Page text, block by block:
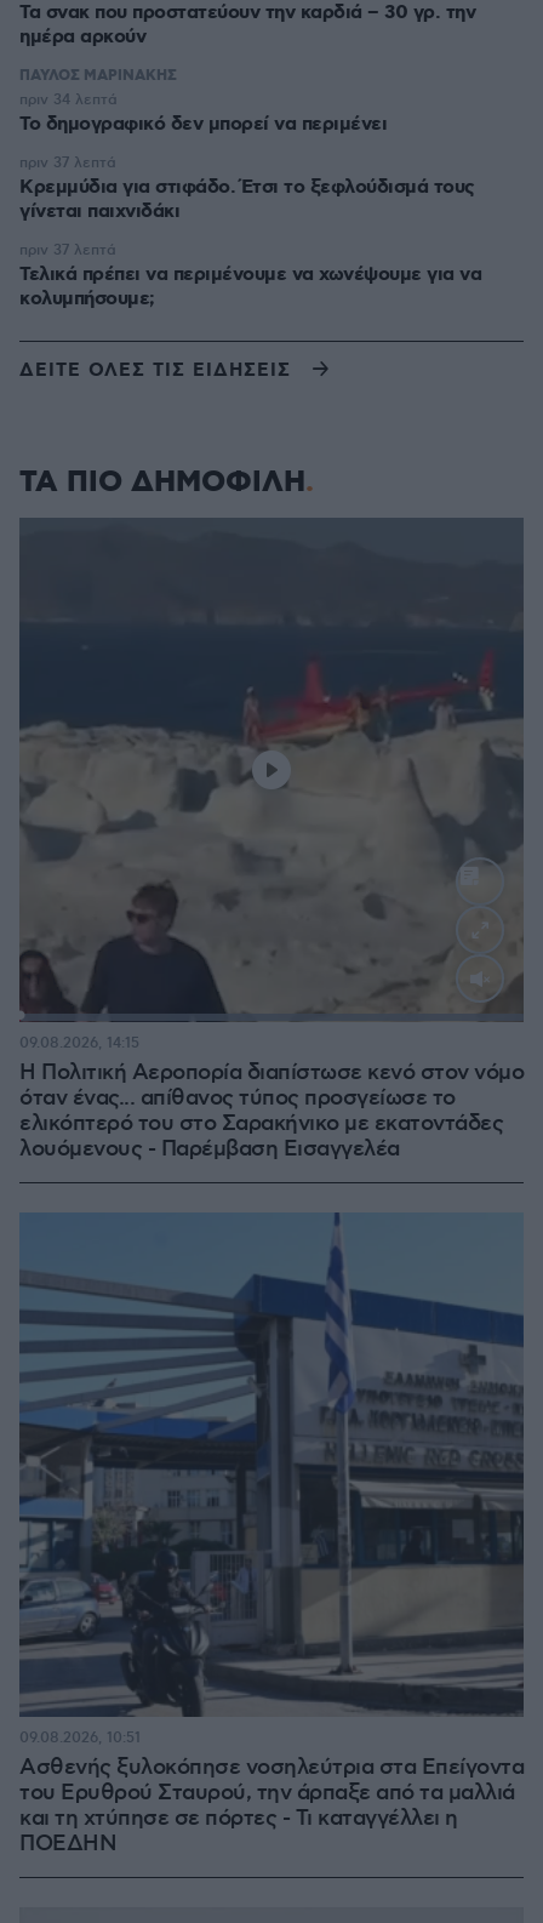
Τα σνακ που προστατεύουν την καρδιά – 30 γρ. την
ημέρα αρκούν
ΠΑΥΛΟΣ ΜΑΡΙΝΑΚΗΣ
Το δημογραφικό δεν μπορεί να περιμένει
πριν 34 λεπτά
Κρεμμύδια για στιφάδο. Έτσι το ξεφλούδισμά τους
γίνεται παιχνιδάκι
πριν 37 λεπτά
Τελικά πρέπει να περιμένουμε να χωνέψουμε για να
κολυμπήσουμε;
πριν 37 λεπτά
ΔΕΙΤΕ ΟΛΕΣ ΤΙΣ ΕΙΔΗΣΕΙΣ
ΤΑ ΠΙΟ ΔΗΜΟΦΙΛΗ
:
Η Πολιτική Αεροπορία διαπίστωσε κενό στον νόμο
όταν ένας... απίθανος τύπος προσγείωσε το
ελικόπτερό του στο Σαρακήνικο με εκατοντάδες
λουόμενους - Παρέμβαση Εισαγγελέα
09.08.2026, 14:15
Ασθενής ξυλοκόπησε νοσηλεύτρια στα Επείγοντα
του Ερυθρού Σταυρού, την άρπαξε από τα μαλλιά
και τη χτύπησε σε πόρτες - Τι καταγγέλλει η
ΠΟΕΔΗΝ
09.08.2026, 10:51